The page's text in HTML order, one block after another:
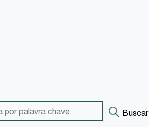
Buscar